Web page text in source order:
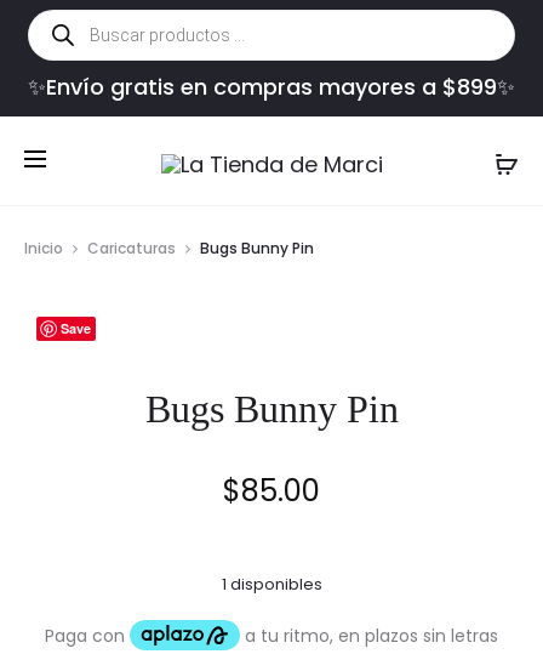
Búsqueda
de
productos
✨Envío gratis en compras mayores a $899✨
Inicio Caricaturas Bugs Bunny Pin
Save
Bugs Bunny Pin
$85.00
1 disponibles